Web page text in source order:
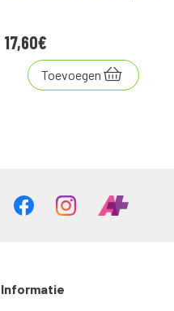
17,60€
Toevoegen
Informatie